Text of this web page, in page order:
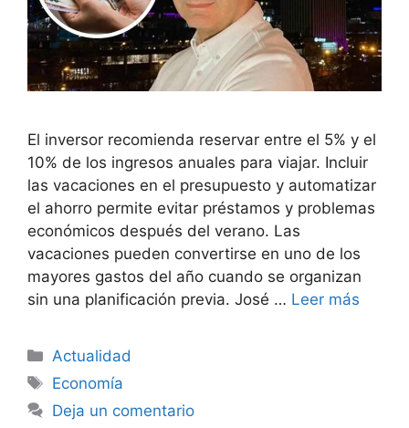
El inversor recomienda reservar entre el 5% y el
10% de los ingresos anuales para viajar. Incluir
las vacaciones en el presupuesto y automatizar
el ahorro permite evitar préstamos y problemas
económicos después del verano. Las
vacaciones pueden convertirse en uno de los
mayores gastos del año cuando se organizan
sin una planificación previa. José … Leer más
Categorías
Actualidad
Etiquetas
Economía
Deja un comentario